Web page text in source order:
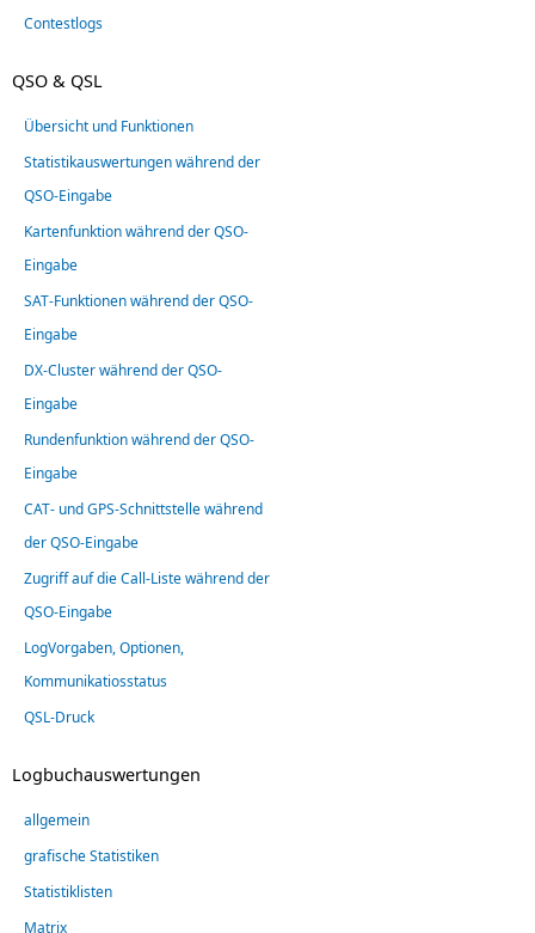
Contestlogs
QSO & QSL
Übersicht und Funktionen
Statistikauswertungen während der
QSO-Eingabe
Kartenfunktion während der QSO-
Eingabe
SAT-Funktionen während der QSO-
Eingabe
DX-Cluster während der QSO-
Eingabe
Rundenfunktion während der QSO-
Eingabe
CAT- und GPS-Schnittstelle während
der QSO-Eingabe
Zugriff auf die Call-Liste während der
QSO-Eingabe
LogVorgaben, Optionen,
Kommunikatiosstatus
QSL-Druck
Logbuchauswertungen
allgemein
grafische Statistiken
Statistiklisten
Matrix